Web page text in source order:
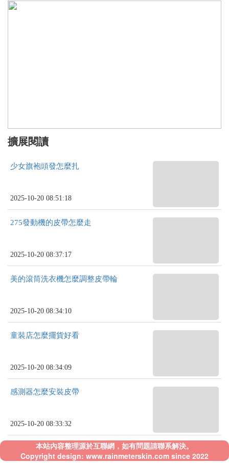
擴展閱讀
少女旗袍頭發怎麼扎
2025-10-20 08:51:18
275發動機的皮帶怎麼走
2025-10-20 08:37:17
美的滾筒洗衣機怎麼調整皮帶輪
2025-10-20 08:34:10
童裝店怎麼擺貨好看
2025-10-20 08:34:09
感測器怎麼安裝皮帶
2025-10-20 08:33:32
本站內容整理源於互聯網，如有問題請聯系解決。
Copyright design: www.rainmeterskin.com since 2022